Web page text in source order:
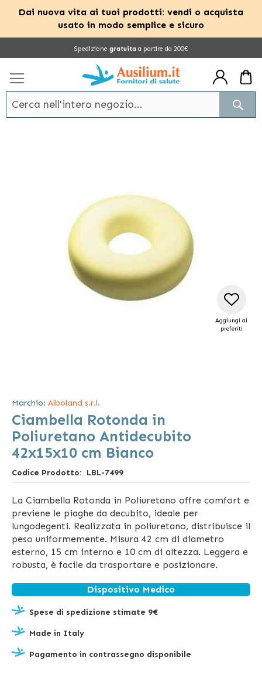
Dai nuova vita ai tuoi prodotti: vendi o acquista
usato in modo semplice e sicuro
Spedizione gratuita a partire da 200€
galleria
di
immagini
Aggiungi ai
preferiti
Marchio: Alboland s.r.l.
Ciambella Rotonda in
Poliuretano Antidecubito
42x15x10 cm Bianco
Codice Prodotto LBL-7499
La Ciambella Rotonda in Poliuretano offre comfort e
previene le piaghe da decubito, ideale per
lungodegenti. Realizzata in poliuretano, distribuisce il
peso uniformemente. Misura 42 cm di diametro
esterno, 15 cm interno e 10 cm di altezza. Leggera e
robusta, è facile da trasportare e posizionare.
Dispositivo Medico
Spese di spedizione stimate 9€
Made in Italy
Pagamento in contrassegno disponibile